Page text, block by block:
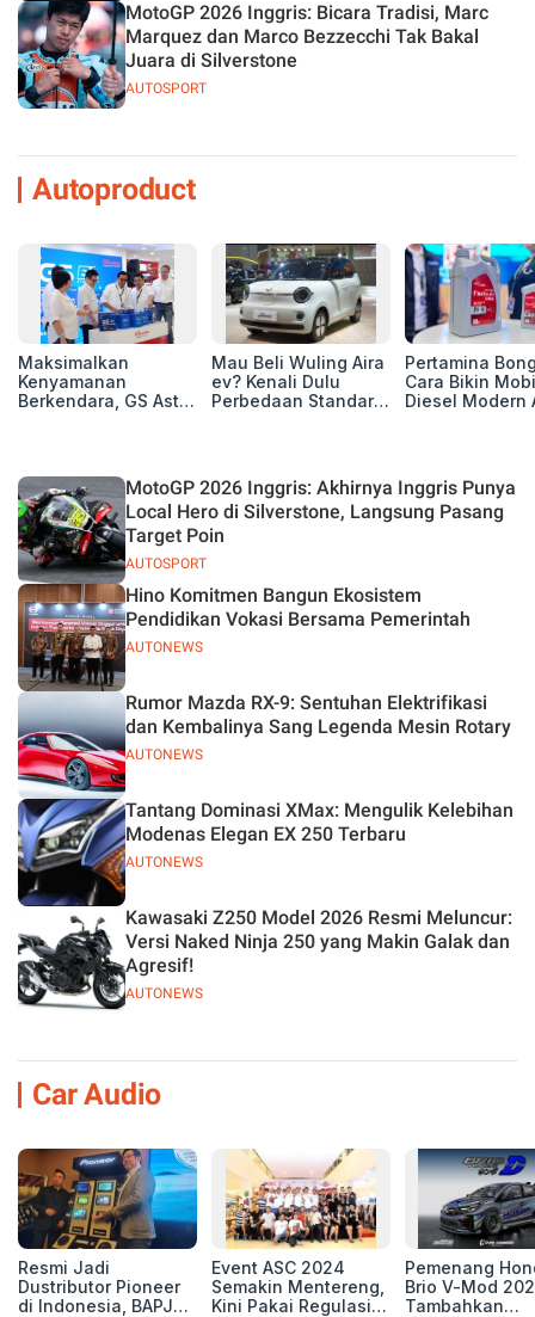
AUTOSPORT
MotoGP 2026 Inggris: Bicara Tradisi, Marc
Marquez dan Marco Bezzecchi Tak Bakal
Juara di Silverstone
Autoproduct
Maksimalkan
Kenyamanan
Berkendara, GS Astra
2026
Mau Beli Wuling Aira
ev? Kenali Dulu
Perbedaan Standard
Pertamina
Cara Bikin
Diesel Modern
AUTOSPORT
MotoGP 2026 Inggris: Akhirnya Inggris Punya
Local Hero di Silverstone, Langsung Pasang
Target Poin
AUTONEWS
Hino Komitmen Bangun Ekosistem
Pendidikan Vokasi Bersama Pemerintah
AUTONEWS
Rumor Mazda RX-9: Sentuhan Elektrifikasi
dan Kembalinya Sang Legenda Mesin Rotary
AUTONEWS
Tantang Dominasi XMax: Mengulik Kelebihan
Modenas Elegan EX 250 Terbaru
AUTONEWS
Kawasaki Z250 Model 2026 Resmi Meluncur:
Versi Naked Ninja 250 yang Makin Galak dan
Agresif!
Car Audio
Resmi Jadi
Dustributor Pioneer
di Indonesia, BAPJ
Event ASC 2024
Semakin Mentereng,
Kini Pakai Regulasi
Pemenang
Brio V-Mod
Tambahkan